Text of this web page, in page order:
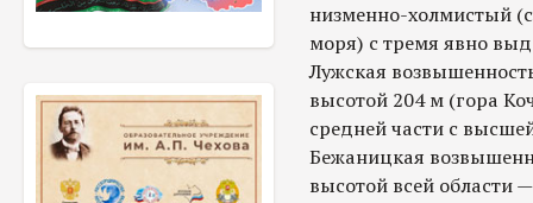
низменно-холмистый
моря) с тремя явно
Лужская
высотой 204 м (гора
средней части с
Бежаницкая
высотой всей области